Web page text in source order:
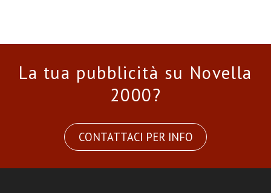
La tua pubblicità su Novella
2000?
CONTATTACI PER INFO